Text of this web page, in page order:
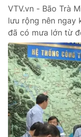
Phim VTV
Hậu trường
Nhân vật
Khán giả
Giải sao mai
Giải trí
Điện ảnh
Âm nhạc
Sao
Đời sống
Du lịch
Làm đẹp
Chất lượng cuộc
Giáo dục
Tuyển sinh
Học trực tuyến
Công nghệ
Hitech Công nghệ
VTV.vn - Bão Trà
lưu rộng nên ngay
đã có mưa lớn từ